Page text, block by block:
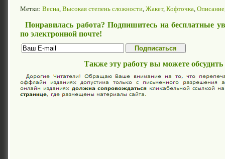
Метки: Весна, Высокая степень сложности, Жакет, Кофточка, Описание
Понравилась работа? Подпишитесь на бесплатные
по электронной почте!
Также эту работу вы можете